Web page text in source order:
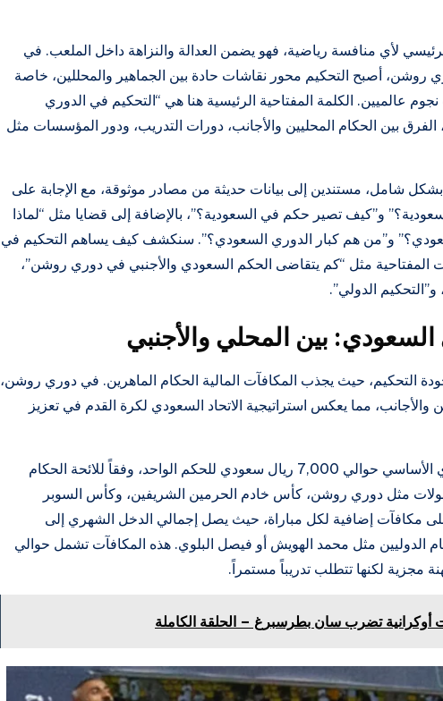
لأي منافسة رياضية، فهو يضمن العدالة والنزاهة داخل الملعب. في
روشن، أصبح التحكيم محور نقاشات حادة بين الجماهير والمحللين، خاصة
عالميين. الكلمة المفتاحية الرئيسية هنا هي “التحكيم في الدوري
بين الحكام المحليين والأجانب، دورات التدريب، ودور المؤسسات مثل
شامل، مستندين إلى بيانات حديثة من مصادر موثوقة، مع الإجابة على
و”كيف تصير حكم في السعودية؟”، بالإضافة إلى قضايا مثل “لماذا
و”من هم كبار الدوري السعودي؟”. سنكشف كيف يساهم التحكيم في
المفتاحية مثل “كم يتقاضى الحكم السعودي والأجنبي في دوري روشن”،
الدولي”.
بين المحلي والأجنبي
التحكيم، حيث يجذب المكافآت المالية الحكام الماهرين. في دوري روشن،
والأجانب، مما يعكس استراتيجية الاتحاد السعودي لكرة القدم في تعزيز
بالنسبة للحكام المحليين، يبلغ الراتب الشهري الأساسي حوالي 7,000 ريال سعودي للحكم الواحد، وفقاً للائحة الحكام
مثل دوري روشن، كأس خادم الحرمين الشريفين، وكأس السوبر
مكافآت إضافية لكل مباراة، حيث يصل إجمالي الدخل الشهري إلى
الدوليين مثل محمد الهويش أو فيصل البلوي. هذه المكافآت تشمل حوالي
أوكرانية تضرب سان بطرسبرغ – الحلقة الكاملة